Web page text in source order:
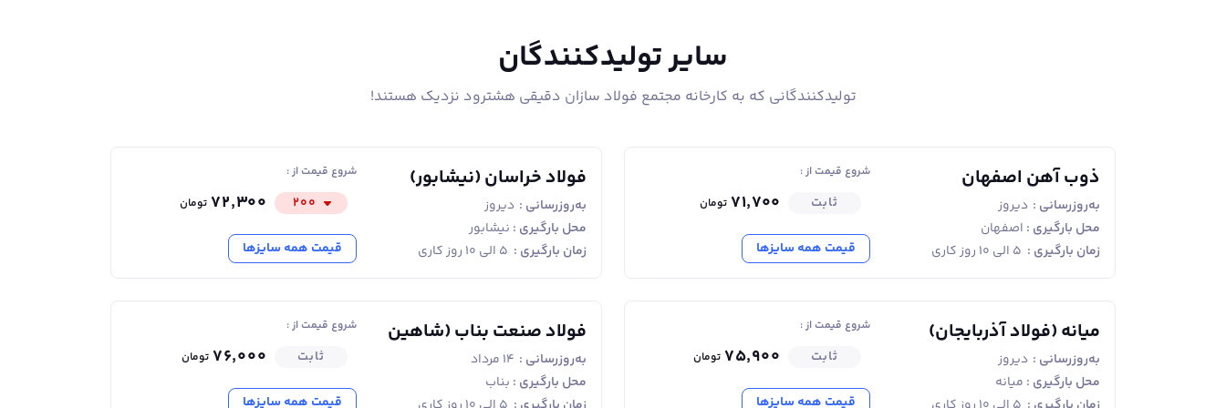
به همین علت عملیات خم و راست کردن برای آن‌ها کاملا ممنوع بوده و برای اتصال میلگردها در ستون‌بندی نیز بهتر است از ابزارآلات به جای جوشکاری کمک گرفته
شود. میلگرد هشترود با استانداردA3 ، دارای درصد تغییر شکل پایین (حدود 14 درصد) به علت کربن بیشتر در ترکیبات آن می باشد. به همین علت بایستی از تغییر
نیز، بایستی آج‌های حک شده روی محصول را بررسی و ارزیابی کنیم.
آج‌های مارپیچی دور تا دور شاخه میلگرد، نشان دهنده میلگرد نوع دو یا A2 و آج های جناغی شکل هفت هشتی شکل، نشان دهنده میلگرد نوع سه یا A3 می
باشد.
سایر تولیدکنندگان
تولیدکنندگانی که به کارخانه مجتمع فولاد سازان دقیقی هشترود نزدیک هستند!
ذوب آهن اصفهان
به‌روزرسانی : دیروز
محل بارگیری : اصفهان
زمان بارگیری : ۵ الی ۱۰ روز کاری
شروع قیمت از :
۷۱٬۷۰۰ تومان ثابت
قیمت همه سایزها
فولاد خراسان (نیشابور)
به‌روزرسانی : دیروز
محل بارگیری : نیشابور
زمان بارگیری : ۵ الی ۱۰ روز کاری
شروع قیمت از :
۷۲٬۳۰۰ تومان ۲۰۰
قیمت همه سایزها
میانه (فولاد آذربایجان)
به‌روزرسانی : دیروز
محل بارگیری : میانه
شروع قیمت از :
۷۵٬۹۰۰ تومان ثابت
قیمت همه سایزها
فولاد صنعت بناب (شاهین
بناب)
به‌روزرسانی : ۱۴ مرداد
محل بارگیری : بناب
شروع قیمت از :
۷۶٬۰۰۰ تومان ثابت
قیمت همه سایزها